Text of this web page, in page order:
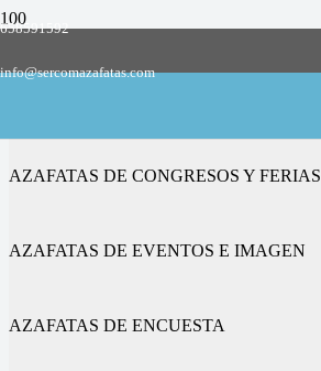
658591592
info@sercomazafatas.com
AZAFATAS DE CONGRESOS Y FERIAS
AZAFATAS DE EVENTOS E IMAGEN
AZAFATAS DE ENCUESTA